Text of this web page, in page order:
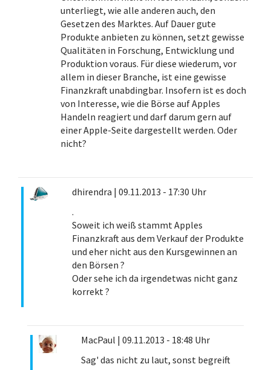
unterliegt, wie alle anderen auch, den
Gesetzen des Marktes. Auf Dauer gute
Produkte anbieten zu können, setzt gewisse
Qualitäten in Forschung, Entwicklung und
Produktion voraus. Für diese wiederum, vor
allem in dieser Branche, ist eine gewisse
Finanzkraft unabdingbar. Insofern ist es doch
von Interesse, wie die Börse auf Apples
Handeln reagiert und darf darum gern auf
einer Apple-Seite dargestellt werden. Oder
nicht?
dhirendra | 09.11.2013 - 17:30 Uhr
.
Soweit ich weiß stammt Apples
Finanzkraft aus dem Verkauf der Produkte
und eher nicht aus den Kursgewinnen an
den Börsen ?
Oder sehe ich da irgendetwas nicht ganz
korrekt ?
MacPaul | 09.11.2013 - 18:48 Uhr
Sag' das nicht zu laut, sonst begreift